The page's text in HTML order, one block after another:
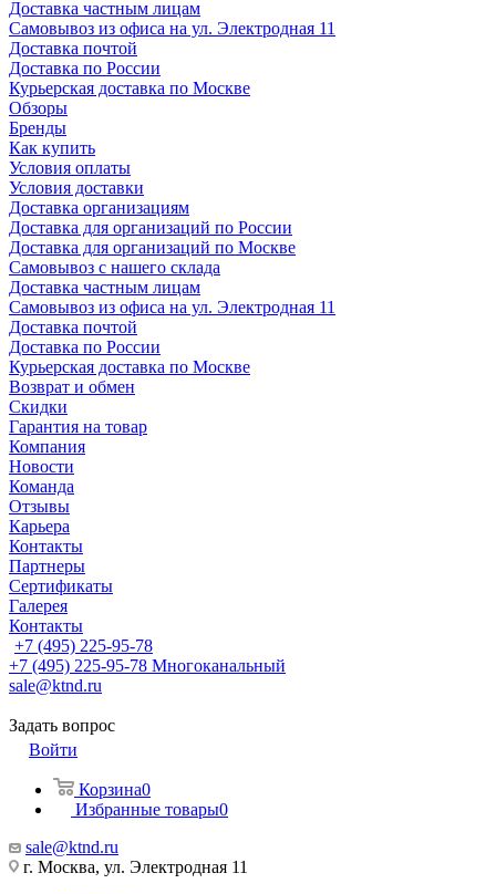
Доставка частным лицам
Самовывоз из офиса на ул. Электродная 11
Доставка почтой
Доставка по России
Курьерская доставка по Москве
Обзоры
Бренды
Как купить
Условия оплаты
Условия доставки
Доставка организациям
Доставка для организаций по России
Доставка для организаций по Москве
Самовывоз с нашего склада
Доставка частным лицам
Самовывоз из офиса на ул. Электродная 11
Доставка почтой
Доставка по России
Курьерская доставка по Москве
Возврат и обмен
Скидки
Гарантия на товар
Компания
Новости
Команда
Отзывы
Карьера
Контакты
Партнеры
Сертификаты
Галерея
Контакты
+7 (495) 225-95-78
+7 (495) 225-95-78 Многоканальный
sale@ktnd.ru
Задать вопрос
Войти
Корзина0
Избранные товары0
sale@ktnd.ru
г. Москва, ул. Электродная 11